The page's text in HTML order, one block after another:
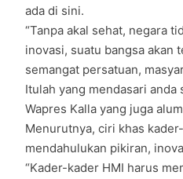
ada di sini.
“Tanpa akal sehat, negara
inovasi, suatu bangsa akan
semangat persatuan,
Itulah yang mendasari anda
Wapres Kalla yang juga
Menurutnya, ciri khas
mendahulukan pikiran,
“Kader-kader HMI harus